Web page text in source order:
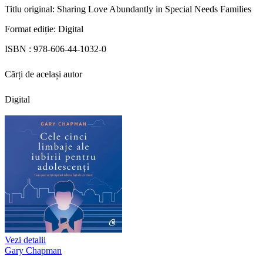
Titlu original: Sharing Love Abundantly in Special Needs Families
Format ediție: Digital
ISBN : 978-606-44-1032-0
Cărți de același autor
Digital
Vezi detalii
Gary Chapman